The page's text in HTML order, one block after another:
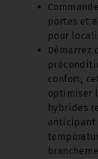
portes et
pour
Démarrez
confort,
optimiser
hybrides
anticipant